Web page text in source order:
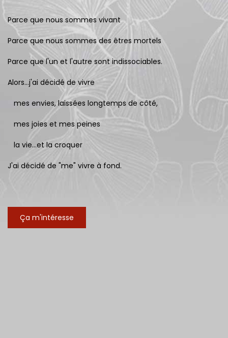
Parce que nous sommes vivant
Parce que nous sommes des êtres mortels
Parce que l'un et l'autre sont indissociables.
Alors...j'ai décidé de vivre
mes envies, laissées longtemps de côté,
mes joies et mes peines
la vie...et la croquer
J'ai décidé de "me" vivre à fond.
Ça m'intéresse